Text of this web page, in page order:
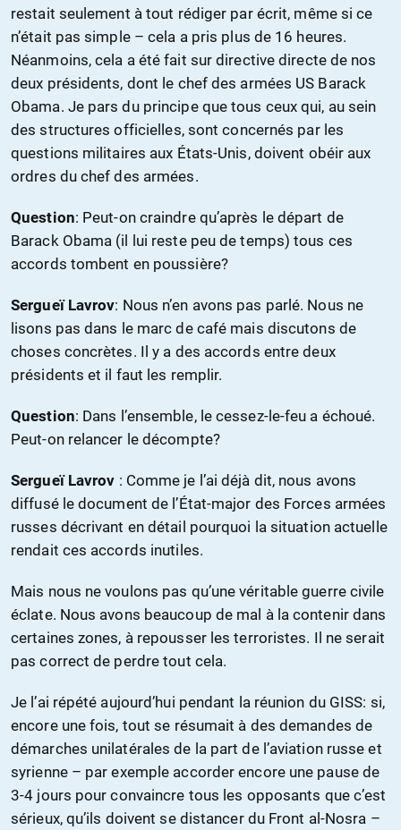
restait seulement à tout rédiger par écrit, même si ce
n’était pas simple – cela a pris plus de 16 heures.
Néanmoins, cela a été fait sur directive directe de nos
deux présidents, dont le chef des armées US Barack
Obama. Je pars du principe que tous ceux qui, au sein
des structures officielles, sont concernés par les
questions militaires aux États-Unis, doivent obéir aux
ordres du chef des armées.
Question: Peut-on craindre qu’après le départ de
Barack Obama (il lui reste peu de temps) tous ces
accords tombent en poussière?
Sergueï Lavrov: Nous n’en avons pas parlé. Nous ne
lisons pas dans le marc de café mais discutons de
choses concrètes. Il y a des accords entre deux
présidents et il faut les remplir.
Question: Dans l’ensemble, le cessez-le-feu a échoué.
Peut-on relancer le décompte?
Sergueï Lavrov : Comme je l’ai déjà dit, nous avons
diffusé le document de l’État-major des Forces armées
russes décrivant en détail pourquoi la situation actuelle
rendait ces accords inutiles.
Mais nous ne voulons pas qu’une véritable guerre civile
éclate. Nous avons beaucoup de mal à la contenir dans
certaines zones, à repousser les terroristes. Il ne serait
pas correct de perdre tout cela.
Je l’ai répété aujourd’hui pendant la réunion du GISS: si,
encore une fois, tout se résumait à des demandes de
démarches unilatérales de la part de l’aviation russe et
syrienne – par exemple accorder encore une pause de
3-4 jours pour convaincre tous les opposants que c’est
sérieux, qu’ils doivent se distancer du Front al-Nosra –